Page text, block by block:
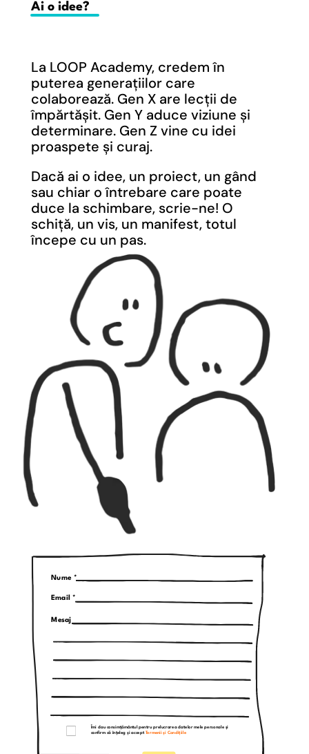
Ai o idee?
La LOOP Academy, credem în
puterea generațiilor care
colaborează. Gen X are lecții de
împărtășit. Gen Y aduce viziune și
determinare. Gen Z vine cu idei
proaspete și curaj.
Dacă ai o idee, un proiect, un gând
sau chiar o întrebare care poate
duce la schimbare, scrie-ne! O
schiță, un vis, un manifest, totul
începe cu un pas.
Nume *
Email *
Mesaj
Îmi dau consimțământul pentru prelucrarea datelor mele personale și
confirm că înțeleg și accept Termenii și Condițiile